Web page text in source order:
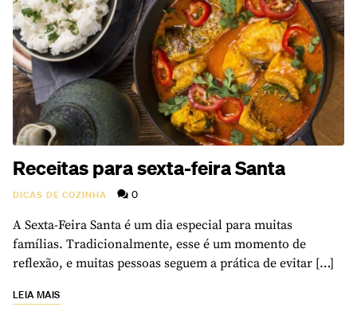
Receitas para sexta-feira Santa
DICAS DE COZINHA 0
A Sexta-Feira Santa é um dia especial para muitas
famílias. Tradicionalmente, esse é um momento de
reflexão, e muitas pessoas seguem a prática de evitar […]
LEIA MAIS